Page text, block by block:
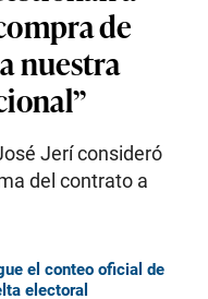
de
nuestra
Jerí consideró
del contrato a
el conteo oficial de
electoral